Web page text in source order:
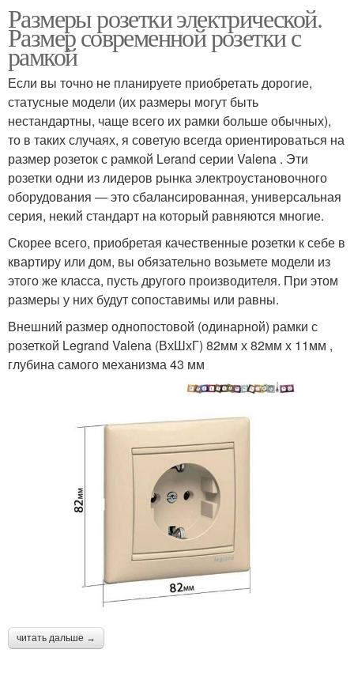
Размеры розетки электрической.
Размер современной розетки с
рамкой
Если вы точно не планируете приобретать дорогие,
статусные модели (их размеры могут быть
нестандартны, чаще всего их рамки больше обычных),
то в таких случаях, я советую всегда ориентироваться на
размер розеток с рамкой Lerand серии Valena . Эти
розетки одни из лидеров рынка электроустановочного
оборудования — это сбалансированная, универсальная
серия, некий стандарт на который равняются многие.
Скорее всего, приобретая качественные розетки к себе в
квартиру или дом, вы обязательно возьмете модели из
этого же класса, пусть другого производителя. При этом
размеры у них будут сопоставимы или равны.
Внешний размер однопостовой (одинарной) рамки с
розеткой Legrand Valena (ВхШхГ) 82мм х 82мм х 11мм ,
глубина самого механизма 43 мм
читать дальше →